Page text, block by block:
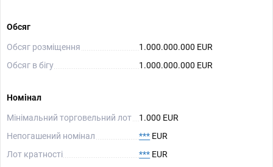
Обсяг
Обсяг розміщення
1.000.000.000 EUR
Обсяг в бігу
1.000.000.000 EUR
Номінал
Мінімальний торговельний лот
1.000 EUR
Непогашений номінал
*** EUR
Лот кратності
*** EUR